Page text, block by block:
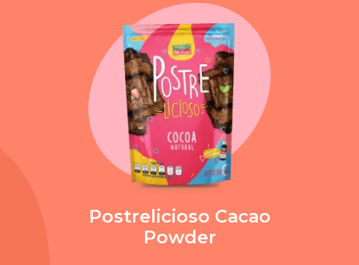
Postrelicioso Cacao
Powder